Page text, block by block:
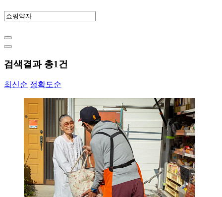
검색결과 총1건
최신순 정확도순